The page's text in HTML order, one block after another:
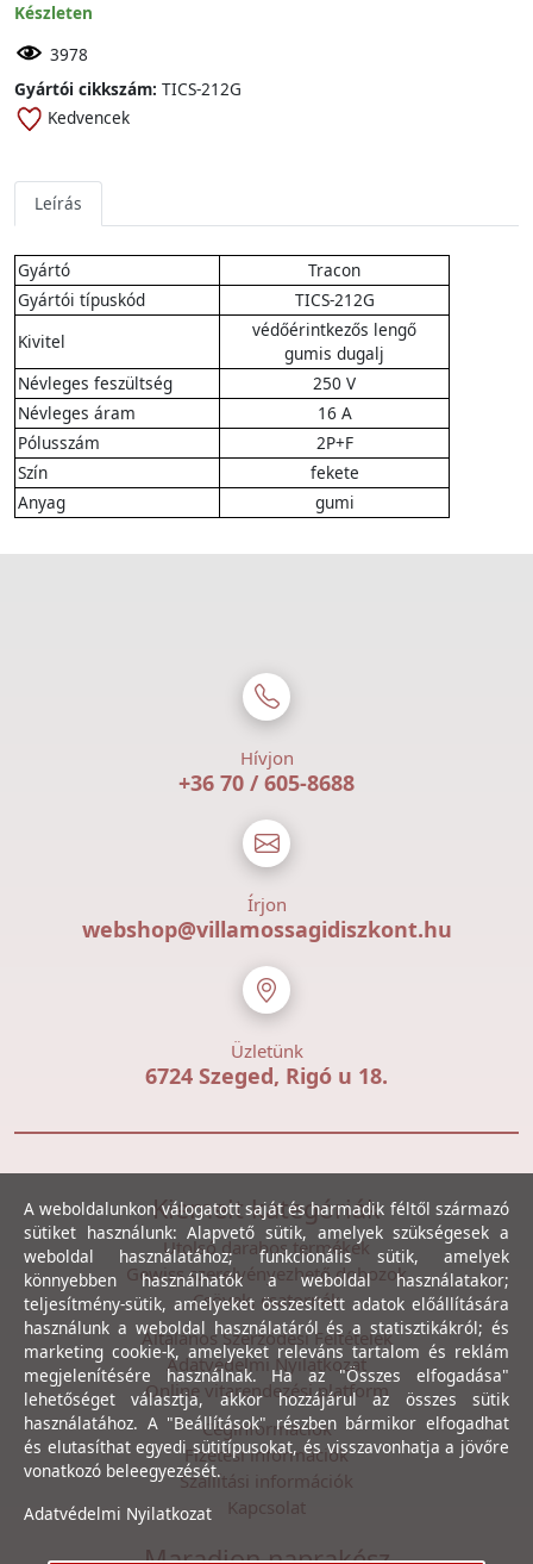
Készleten
3978
Gyártói cikkszám: TICS-212G
Kedvencek
Leírás
Gyártó
Tracon
Gyártói típuskód
TICS-212G
Kivitel
védőérintkezős lengő
gumis dugalj
Névleges feszültség
250 V
Névleges áram
16 A
Pólusszám
2P+F
Szín
fekete
Anyag
gumi
Hívjon
+36 70 / 605-8688
Írjon
webshop@villamossagidiszkont.hu
Üzletünk
6724 Szeged, Rigó u 18.
Kiemelt kategóriák
Utolsó darabos termékek
Gewiss szerelvényezhető dobozok
Csövek, csatornák
Általános Szerződési Feltételek
Adatvédelmi Nyilatkozat
Online vitarendezési platform
Céginformációk
Fizetési információk
Szállítási információk
Kapcsolat
A weboldalunkon válogatott saját és harmadik féltől származó
sütiket használunk: Alapvető sütik, amelyek szükségesek a
weboldal használatához; funkcionális sütik, amelyek
könnyebben használhatók a weboldal használatakor;
teljesítmény-sütik, amelyeket összesített adatok előállítására
használunk a weboldal használatáról és a statisztikákról; és
marketing cookie-k, amelyeket releváns tartalom és reklám
megjelenítésére használnak. Ha az "Összes elfogadása"
lehetőséget választja, akkor hozzájárul az összes sütik
használatához. A "Beállítások" részben bármikor elfogadhat
és elutasíthat egyedi sütitípusokat, és visszavonhatja a jövőre
vonatkozó beleegyezését.
Adatvédelmi Nyilatkozat